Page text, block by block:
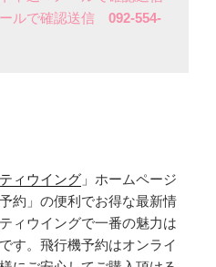
ルで確認送信 092-554-
ィウイング 」ホームページ
約」の便利でお得な最新情
ィウイングで一番の魅力は
す。飛行機予約はオンライ